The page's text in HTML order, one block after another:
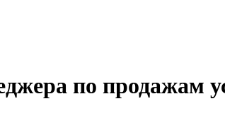
по продажам